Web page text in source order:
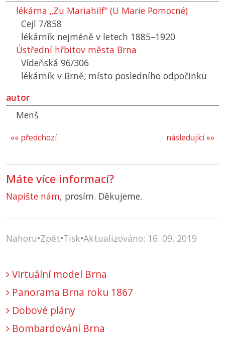
lékárna „Zu Mariahilf“ (U Marie Pomocné)
Cejl 7/858
lékárník nejméně v letech 1885–1920
Ústřední hřbitov města Brna
Vídeňská 96/306
lékárník v Brně; místo posledního odpočinku
autor
Menš
následující »»
«« předchozí
Máte více informací?
Napište nám, prosím. Děkujeme.
Nahoru•Zpět•Tisk•Aktualizováno: 16. 09. 2019
Virtuální model Brna
Panorama Brna roku 1867
Dobové plány
Bombardování Brna